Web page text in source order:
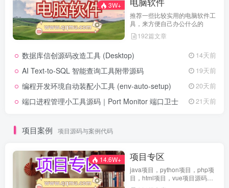
3W+
推荐一些比较实用的电脑软件工
具，来方便自己办公什么的
192篇文章
数据库信创源码改造工具 (Desktop) 14天前
AI Text-to-SQL 智能查询工具附带源码 19天前
编程开发环境自动装配小工具 (env-auto-setup) 20天前
端口进程管理小工具源码｜Port Monitor 端口卫士 21天前
项目案例 项目源码与案例代码
14.6W+ 项目专区
java项目，python项目，php项
目，html项目，vue项目源码免
费查看